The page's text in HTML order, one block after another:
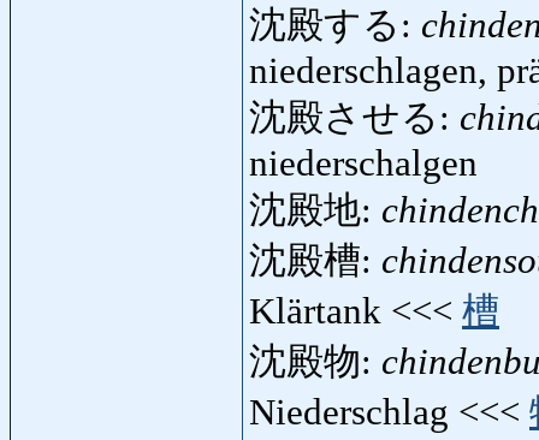
沈殿する:
niederschlagen,
沈殿させる:
niederschalgen
沈殿地:
沈殿槽:
Klärtank <<< 槽
沈殿物:
Niederschlag <<<